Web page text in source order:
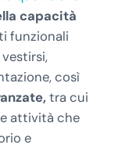
capacità
funzionali
così
tra cui
attività che
e